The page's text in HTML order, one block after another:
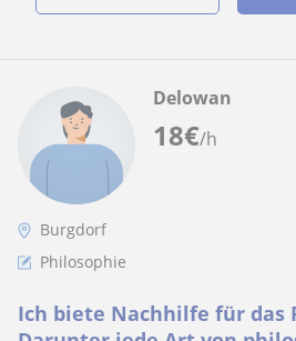
18€/h
Delowan
Burgdorf
Philosophie
Ich biete Nachhilfe für das